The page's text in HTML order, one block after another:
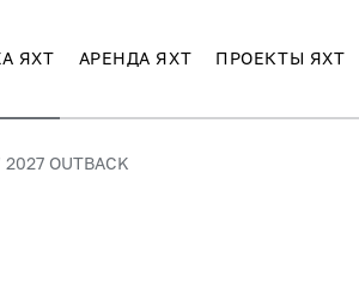
ЯХТ АРЕНДА ЯХТ ПРОЕКТЫ ЯХТ
2027 OUTBACK